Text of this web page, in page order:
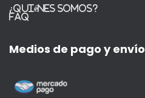
¿Quiénes somos?
FAQ
Medios de pago y envío